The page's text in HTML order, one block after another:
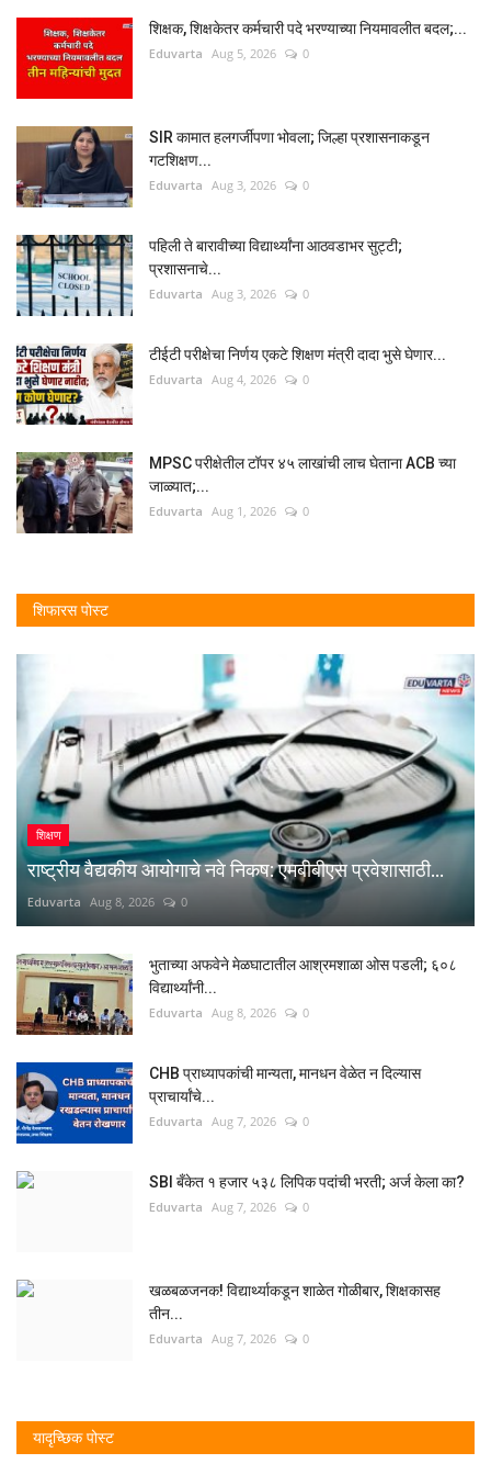
शिक्षक, शिक्षकेतर कर्मचारी पदे भरण्याच्या नियमावलीत बदल;...
Eduvarta Aug 5, 2026 0
SIR कामात हलगर्जीपणा भोवला; जिल्हा प्रशासनाकडून
गटशिक्षण...
Eduvarta Aug 3, 2026 0
पहिली ते बारावीच्या विद्यार्थ्यांना आठवडाभर सुट्टी;
प्रशासनाचे...
Eduvarta Aug 3, 2026 0
टीईटी परीक्षेचा निर्णय एकटे शिक्षण मंत्री दादा भुसे घेणार...
Eduvarta Aug 4, 2026 0
MPSC परीक्षेतील टॉपर ४५ लाखांची लाच घेताना ACB च्या
जाळ्यात;...
Eduvarta Aug 1, 2026 0
शिफारस पोस्ट
शिक्षण
राष्ट्रीय वैद्यकीय आयोगाचे नवे निकष: एमबीबीएस प्रवेशासाठी...
Eduvarta Aug 8, 2026 0
भुताच्या अफवेने मेळघाटातील आश्रमशाळा ओस पडली; ६०८
विद्यार्थ्यांनी...
Eduvarta Aug 8, 2026 0
CHB प्राध्यापकांची मान्यता, मानधन वेळेत न दिल्यास
प्राचार्यांचे...
Eduvarta Aug 7, 2026 0
SBI बँकेत १ हजार ५३८ लिपिक पदांची भरती; अर्ज केला का?
Eduvarta Aug 7, 2026 0
खळबळजनक! विद्यार्थ्याकडून शाळेत गोळीबार, शिक्षकासह
तीन...
Eduvarta Aug 7, 2026 0
यादृच्छिक पोस्ट